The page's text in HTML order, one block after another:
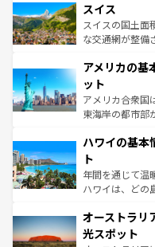
を参照してほし
は、お酒好きな人に
ドイツ情報はコ
リアごとに異な
ティー、ビール
戦など、本場だ
ンツ一覧を参照
スイス
スイスの国土面
な交通網が整備
の建物がそのま
博物館もあり、
ことができる。
者向けの交通パ
着のスイス情報
アメリカの基
ット
アメリカ合衆国
東海岸の都市部
のような巨大都
ンメントが詰ま
西部には大自然
ストーン国立公
文化が魅力。旅
しみながら、そ
るだろう。車で
ハワイの基本
ト
年間を通じて温
ハワイは、どの
ワイ島は見逃せ
島だが、静かな
オーストラリ
光スポット